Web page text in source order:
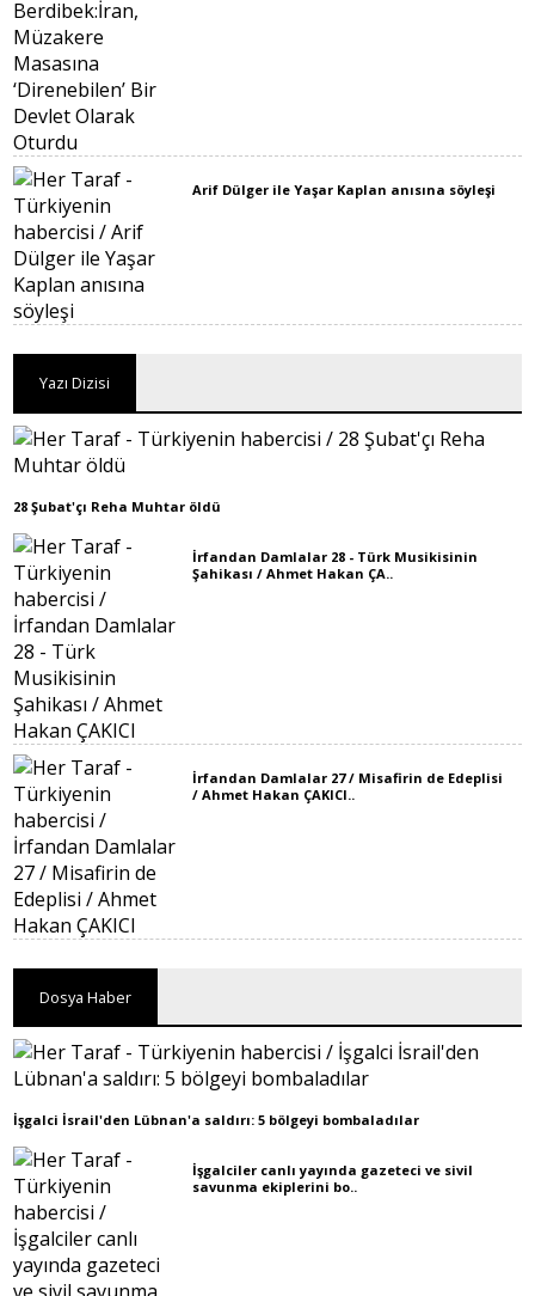
Arif Dülger ile Yaşar Kaplan anısına söyleşi
Yazı Dizisi
28 Şubat'çı Reha Muhtar öldü
İrfandan Damlalar 28 - Türk Musikisinin
Şahikası / Ahmet Hakan ÇA..
İrfandan Damlalar 27 / Misafirin de Edeplisi
/ Ahmet Hakan ÇAKICI..
Dosya Haber
İşgalci İsrail'den Lübnan'a saldırı: 5 bölgeyi bombaladılar
İşgalciler canlı yayında gazeteci ve sivil
savunma ekiplerini bo..